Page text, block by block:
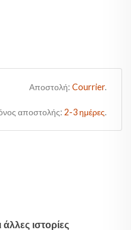
Αποστολή: Courrier.
αποστολής: 2-3 ημέρες.
ιστορίες